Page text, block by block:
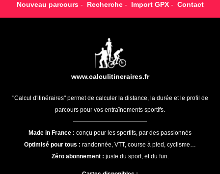
Nouveau parcours- Recherche- Import GPX- Contact
www.calculitineraires.fr
"Calcul d'itinéraires" permet de calculer la distance, la durée et le profil de
parcours pour vos entraînements sportifs.
Made in France : conçu pour les sportifs, par des passionnés
Optimisé pour tous : randonnée, VTT, course à pied, cyclisme…
Zéro abonnement : juste du sport, et du fun.